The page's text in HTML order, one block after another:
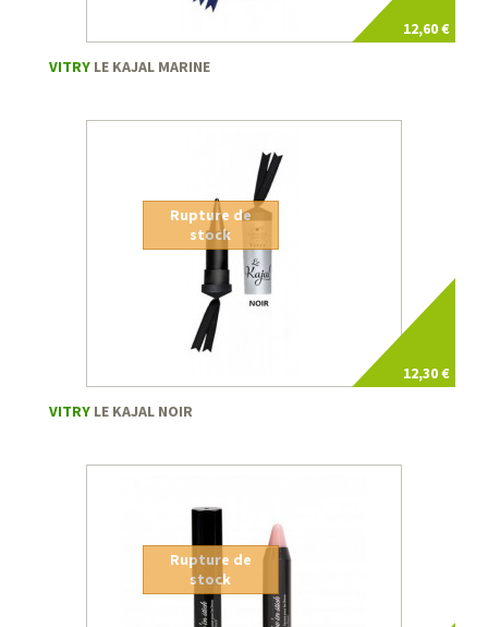
12,60 €
VITRY LE KAJAL MARINE
12,30 €
Rupture de
stock
VITRY LE KAJAL NOIR
Rupture de
stock